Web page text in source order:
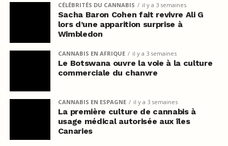
CÉLÉBRITÉS DU CANNABIS il y a 3 semaines
Sacha Baron Cohen fait revivre Ali G
lors d’une apparition surprise à
Wimbledon
CANNABIS EN AFRIQUE il y a 3 semaines
Le Botswana ouvre la voie à la culture
commerciale du chanvre
CANNABIS EN ESPAGNE il y a 3 semaines
La première culture de cannabis à
usage médical autorisée aux îles
Canaries